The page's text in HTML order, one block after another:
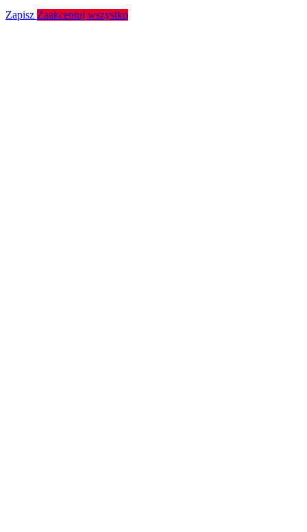
Zapisz Zaakceptuj wszystko